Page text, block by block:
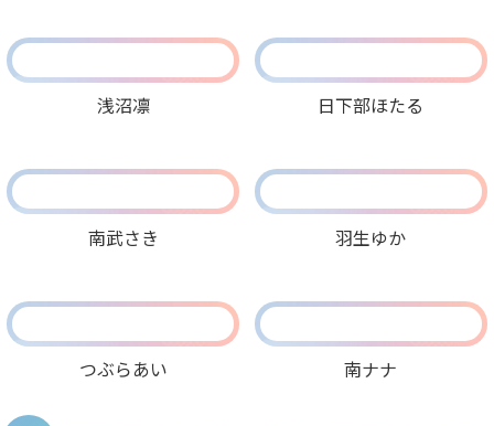
浅沼凛 日下部ほたる
南武さき 羽生ゆか
つぶらあい 南ナナ